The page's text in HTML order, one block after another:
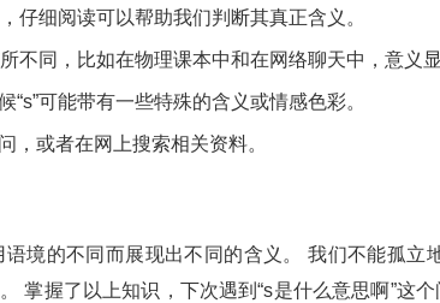
仔细阅读可以帮助我们判断其真正含义。
不同，比如在物理课本中和在网络聊天中，意义显
可能带有一些特殊的含义或情感色彩。
，或者在网上搜索相关资料。
境的不同而展现出不同的含义。 我们不能孤立
掌握了以上知识，下次遇到“s是什么意思啊”这